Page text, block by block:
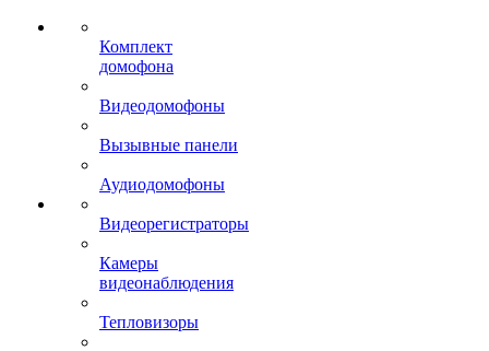
Комплект
домофона
Видеодомофоны
Вызывные панели
Аудиодомофоны
Видеорегистраторы
Камеры
видеонаблюдения
Тепловизоры